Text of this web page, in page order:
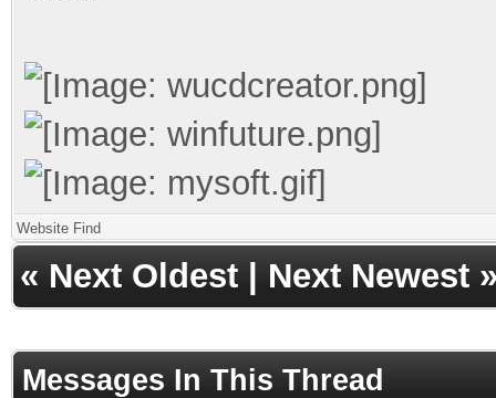
Website Find
« Next Oldest Next Newest
Messages In This Thread